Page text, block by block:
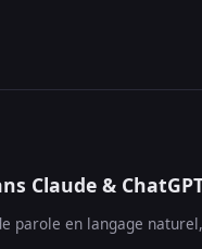
Claude &
parole en langage